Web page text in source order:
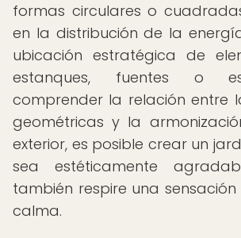
formas circulares o
en la distribución de la
ubicación estratégica de
estanques, fuentes o
comprender la relación entre
geométricas y la
exterior, es posible crear un
sea estéticamente
también respire una
calma.